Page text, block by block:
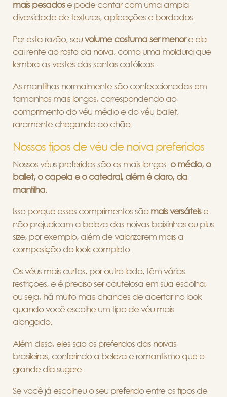
mais pesados e pode contar com uma ampla
diversidade de texturas, aplicações e bordados.
Por esta razão, seu volume costuma ser menore ela
cai rente ao rosto da noiva, como uma moldura que
lembra as vestes das santas católicas.
As mantilhas normalmente são confeccionadas em
tamanhos mais longos, correspondendo ao
comprimento do véu médio e do véu ballet,
raramente chegando ao chão.
Nossos tipos de véu de noiva preferidos
Nossos véus preferidos são os mais longos: o médio, o
ballet, o capela e o catedral, além é claro, da
mantilha.
Isso porque esses comprimentos são mais versáteise
não prejudicam a beleza das noivas baixinhas ou plus
size, por exemplo, além de valorizarem mais a
composição do look completo.
Os véus mais curtos, por outro lado, têm várias
restrições, e é preciso ser cautelosa em sua escolha,
ou seja, há muito mais chances de acertar no look
quando você escolhe um tipo de véu mais
alongado.
Além disso, eles são os preferidos das noivas
brasileiras, conferindo a beleza e romantismo que o
grande dia sugere.
Se você já escolheu o seu preferido entre os tipos de